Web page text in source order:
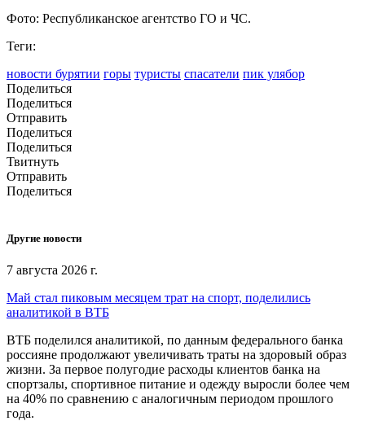
Фото: Республиканское агентство ГО и ЧС.
Теги:
новости бурятии горы туристы спасатели пик улябор
Поделиться
Поделиться
Отправить
Поделиться
Поделиться
Твитнуть
Отправить
Поделиться
Другие новости
7 августа 2026 г.
Май стал пиковым месяцем трат на спорт, поделились
аналитикой в ВТБ
ВТБ поделился аналитикой, по данным федерального банка
россияне продолжают увеличивать траты на здоровый образ
жизни. За первое полугодие расходы клиентов банка на
спортзалы, спортивное питание и одежду выросли более чем
на 40% по сравнению с аналогичным периодом прошлого
года.